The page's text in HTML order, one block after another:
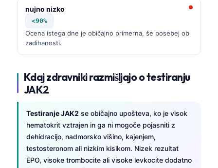
nujno nizko
<90%
Ocena istega dne je običajno primerna, še posebej ob
zadihanosti.
Kdaj zdravniki razmišljajo o testiranju
JAK2
Testiranje JAK2 se običajno upošteva, ko je visok
hematokrit vztrajen in ga ni mogoče pojasniti z
dehidracijo, nadmorsko višino, kajenjem,
testosteronom ali nizkim kisikom. Nizek rezultat
EPO, visoke trombocite ali visoke levkocite dodatno
Ελληνικά
Türkçe
Română
简体中文
Български
हिन्दी
Bahasa Indonesia